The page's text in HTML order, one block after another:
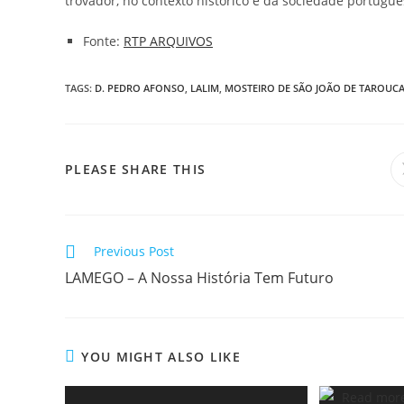
Fonte: RTP ARQUIVOS
TAGS: D. PEDRO AFONSO LALIM MOSTEIRO DE SÃO JOÃO DE TAROUCA
PLEASE SHARE THIS
Read
articles
Previous Post
LAMEGO – A Nossa História Tem Futuro
YOU MIGHT ALSO LIKE